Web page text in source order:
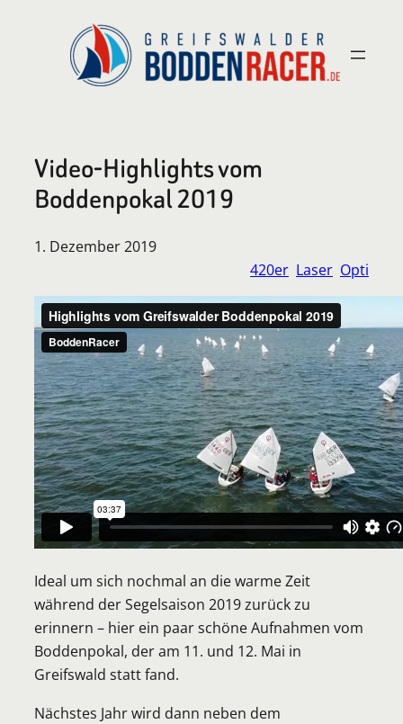
Video-Highlights vom
Boddenpokal 2019
1. Dezember 2019
420er Laser Opti
Ideal um sich nochmal an die warme Zeit
während der Segelsaison 2019 zurück zu
erinnern – hier ein paar schöne Aufnahmen vom
Boddenpokal, der am 11. und 12. Mai in
Greifswald statt fand.
Nächstes Jahr wird dann neben dem